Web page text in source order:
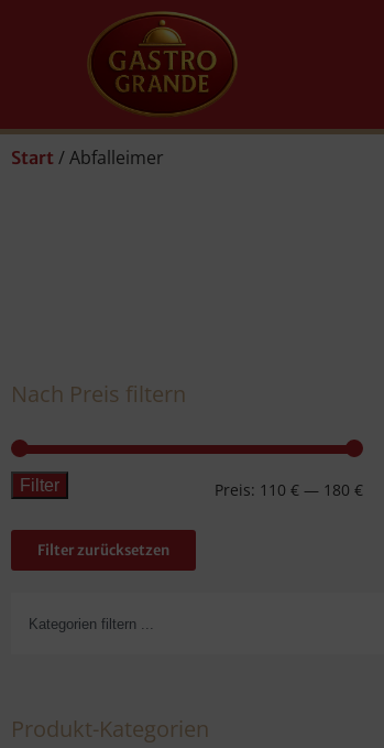
Start / Abfalleimer
Nach Preis filtern
Filter Preis: 110 € — 180 €
Filter zurücksetzen
Produkt-Kategorien